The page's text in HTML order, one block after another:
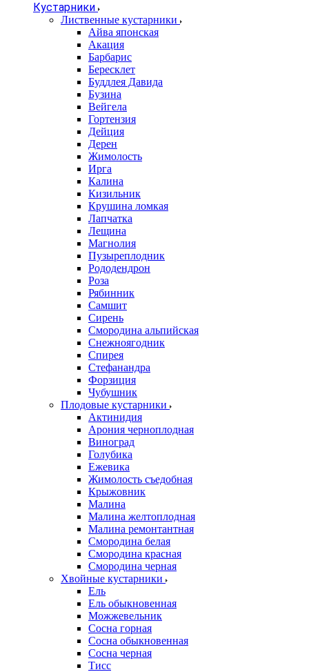
Кустарники
Лиственные кустарники
Айва японская
Акация
Барбарис
Бересклет
Буддлея Давида
Бузина
Вейгела
Гортензия
Дейция
Дерен
Жимолость
Ирга
Калина
Кизильник
Крушина ломкая
Лапчатка
Лещина
Магнолия
Пузыреплодник
Рододендрон
Роза
Рябинник
Самшит
Сирень
Смородина альпийская
Снежноягодник
Спирея
Стефанандра
Форзиция
Чубушник
Плодовые кустарники
Актинидия
Арония черноплодная
Виноград
Голубика
Ежевика
Жимолость съедобная
Крыжовник
Малина
Малина желтоплодная
Малина ремонтантная
Смородина белая
Смородина красная
Смородина черная
Хвойные кустарники
Ель
Ель обыкновенная
Можжевельник
Сосна горная
Сосна обыкновенная
Сосна черная
Тисс